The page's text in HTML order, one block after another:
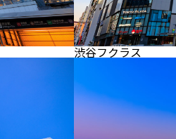
渋谷フクラス